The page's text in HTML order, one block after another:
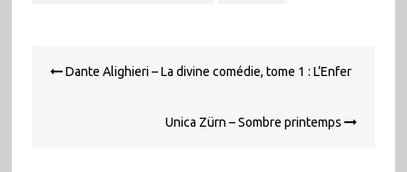
de Dante Alighieri – La divine comédie, tome 1 : L’Enfer
Unica Zürn – Sombre printemps